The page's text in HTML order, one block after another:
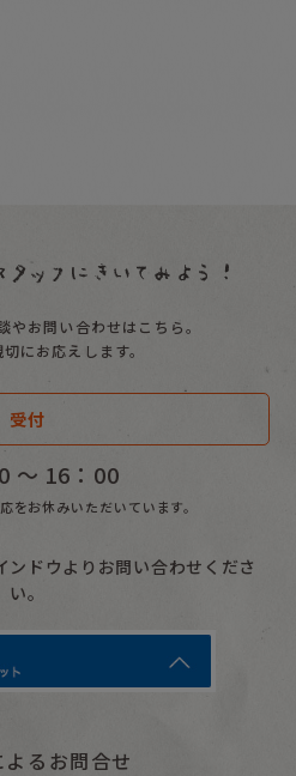
やお問い合わせはこちら。
にお応えします。
受付
〜 16：00
をお休みいただいています。
ンドウよりお問い合わせくださ
い。
るお問合せ